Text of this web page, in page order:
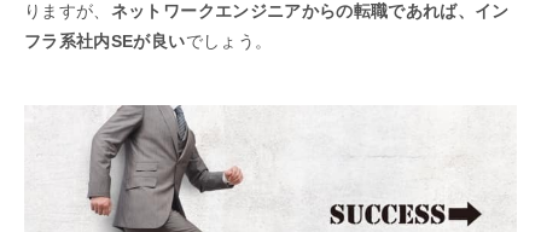
りますが、 ネットワークエンジニアからの転職であれば、イン
フラ系社内SEが良いでしょう。